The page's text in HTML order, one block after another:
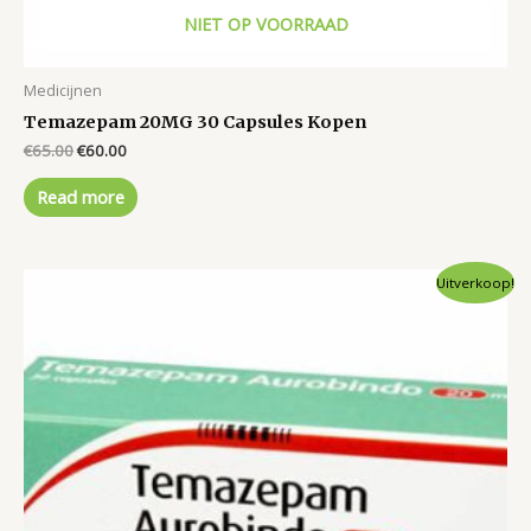
NIET OP VOORRAAD
Medicijnen
Temazepam 20MG 30 Capsules Kopen
€65.00Original
was:
€65.00.
€60.00Current
is:
€60.00.
Read more
Uitverkoop!